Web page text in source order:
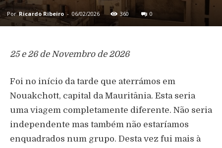
Por Ricardo Ribeiro - 06/02/2026 360 0
25 e 26 de Novembro de 2026
Foi no início da tarde que aterrámos em
Nouakchott, capital da Mauritânia. Esta seria
uma viagem completamente diferente. Não seria
independente mas também não estaríamos
enquadrados num grupo. Desta vez fui mais à